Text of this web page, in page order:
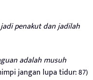
penakut dan jadilah
adalah musuh
jangan lupa tidur: 87)